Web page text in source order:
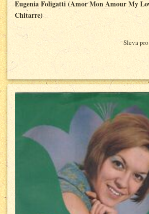
Eugenia Foligatti (Amor Mon Amour My
Chitarre)
Sleva